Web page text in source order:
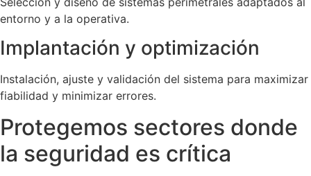
entorno y a la operativa.
Implantación y optimización
Instalación, ajuste y validación del sistema para maximizar
fiabilidad y minimizar errores.
Protegemos sectores donde
la seguridad es crítica